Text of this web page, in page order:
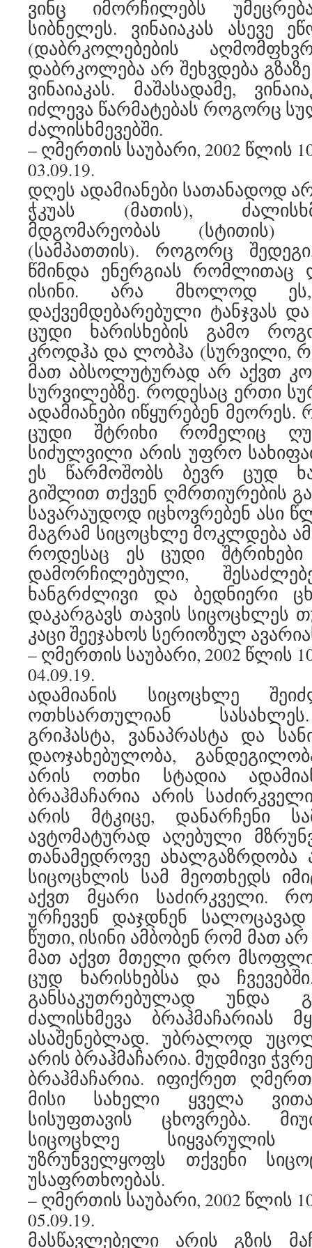
ვინც იმორჩილებს
სიბნელეს. ვინაიაკას ასევე
(დაბრკოლებების
დაბრკოლება არ შეხვდება
ვინაიაკას. მაშასადამე,
იძლევა წარმატებას როგორც
ძალისხმევებში.
– ღმერთის საუბარი, 2002 წლის
03.09.19.
დღეს ადამიანები სათანადოდ
ჭკუას (მათის),
მდგომარეობას
(სამპათთის). როგორც
წმინდა ენერგიას რომლითაც
ისინი. არა მხოლოდ
დაქვემდებარებული ტანჯვას
ცუდი ხარისხების გამო
კროდჰა და ლობჰა (სურვილი,
მათ აბსოლუტურად არ აქვთ
სურვილებზე. როდესაც ერთი
ადამიანები იწყურებენ მეორეს.
ცუდი შტრიხი რომელიც
სიძულვილი არის უფრო
ეს წარმოშობს ბევრ ცუდ
გიშლით თქვენ ღმრთიურების
სავარაუდოდ იცხოვრებენ ასი
მაგრამ სიცოცხლე მოკლდება
როდესაც ეს ცუდი
დამორჩილებული,
ხანგრძლივი და ბედნიერი
დაკარგავს თავის სიცოცხლეს
კაცი შეეჯახოს სერიოზულ
– ღმერთის საუბარი, 2002 წლის
04.09.19.
ადამიანის სიცოცხლე
ოთხსართულიან
გრიჰასტა, ვანაპრასტა და
დაოჯახებულობა,
არის ოთხი სტადია
ბრაჰმაჩარია არის
არის მტკიცე, დანარჩენი
ავტომატურად აღებული
თანამედროვე ახალგაზრდობა
სიცოცხლის სამ მეოთხედს
აქვთ მყარი საძირკველი.
ურჩევენ დაჯდნენ
წუთი, ისინი ამბობენ რომ მათ
მათ აქვთ მთელი დრო
ცუდ ხარისხებსა და
განსაკუთრებულად უნდა
ძალისხმევა ბრაჰმაჩარიას
ასაშენებლად. უბრალოდ
არის ბრაჰმაჩარია. მუდმივი
ბრაჰმაჩარია. იფიქრეთ
მისი სახელი ყველა
სისუფთავის ცხოვრება.
სიცოცხლე სიყვარულის
უზრუნველყოფს თქვენი
უსაფრთხოებას.
– ღმერთის საუბარი, 2002 წლის
05.09.19.
მასწავლებელი არის გზის